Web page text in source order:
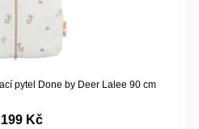
pytel Done by Deer Lalee 90 cm
Kč